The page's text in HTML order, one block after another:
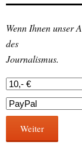
Wenn Ihnen unser
des
Journalismus.
Weiter